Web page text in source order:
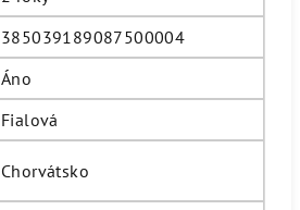
385039189087500004
Áno
Fialová
Chorvátsko